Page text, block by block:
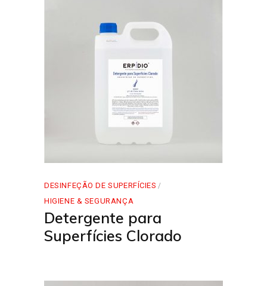
DESINFEÇÃO DE SUPERFÍCIES
HIGIENE & SEGURANÇA
Detergente para
Superfícies Clorado